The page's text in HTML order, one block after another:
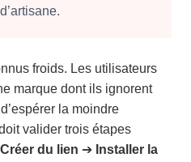
froids. Les utilisateurs
marque dont ils ignorent
la moindre
valider trois étapes
Créer du lien ➔ Installer la